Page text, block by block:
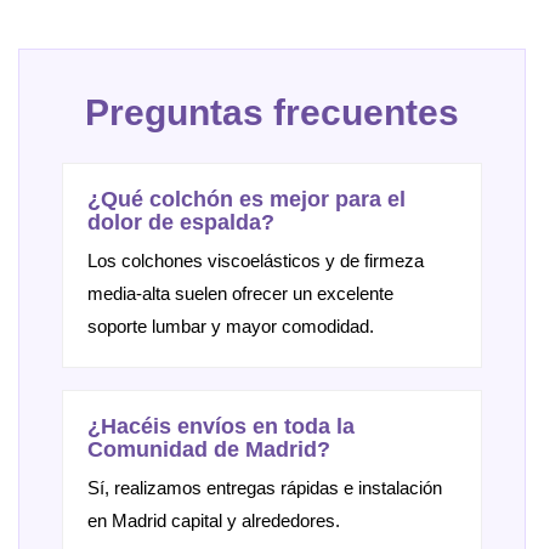
Preguntas frecuentes
¿Qué colchón es mejor para el
dolor de espalda?
Los colchones viscoelásticos y de firmeza
media-alta suelen ofrecer un excelente
soporte lumbar y mayor comodidad.
¿Hacéis envíos en toda la
Comunidad de Madrid?
Sí, realizamos entregas rápidas e instalación
en Madrid capital y alrededores.